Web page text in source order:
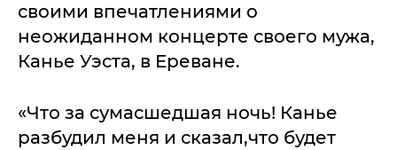
своими впечатлениями о
неожиданном концерте своего мужа,
Канье Уэста, в Ереване.
«Что за сумасшедшая ночь! Канье
разбудил меня и сказал,что будет